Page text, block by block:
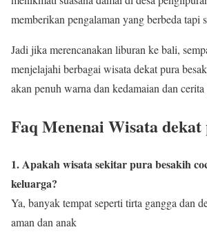
memberikan pengalaman yang berbeda tapi
Jadi jika merencanakan liburan ke bali,
menjelajahi berbagai wisata dekat pura
akan penuh warna dan kedamaian dan
Faq Menenai Wisata
1. Apakah wisata sekitar pura besakih
keluarga?
Ya, banyak tempat seperti tirta gangga dan
aman dan anak